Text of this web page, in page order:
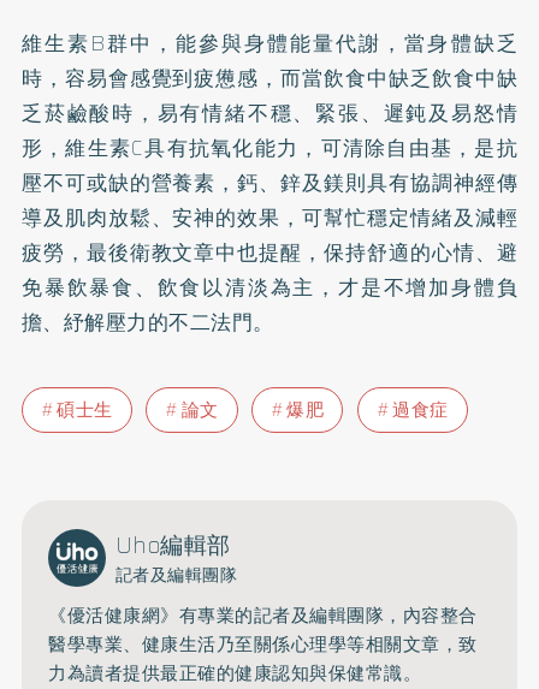
維生素B群中，能參與身體能量代謝，當身體缺乏
時，容易會感覺到疲憊感，而當飲食中缺乏飲食中缺
乏菸鹼酸時，易有情緒不穩、緊張、遲鈍及易怒情
形，維生素C具有抗氧化能力，可清除自由基，是抗
壓不可或缺的營養素，鈣、鋅及鎂則具有協調神經傳
導及肌肉放鬆、安神的效果，可幫忙穩定情緒及減輕
疲勞，最後衛教文章中也提醒，保持舒適的心情、避
免暴飲暴食、飲食以清淡為主，才是不增加身體負
擔、紓解壓力的不二法門。
碩士生 論文 爆肥 過食症
Uho編輯部
記者及編輯團隊
《優活健康網》有專業的記者及編輯團隊，內容整合
醫學專業、健康生活乃至關係心理學等相關文章，致
力為讀者提供最正確的健康認知與保健常識。